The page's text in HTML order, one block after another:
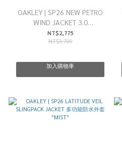
OAKLEY | SP26 NEW PETRO
WIND JACKET 3.0
"PHANTOM"
NT$2,775
NT$3,700
加入購物車